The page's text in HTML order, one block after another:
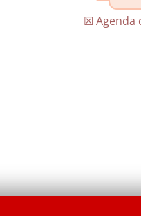
☒ Agenda